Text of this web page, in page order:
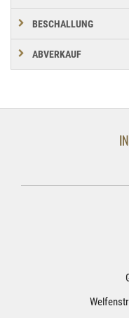
BESCHALLUNG
ABVERKAUF